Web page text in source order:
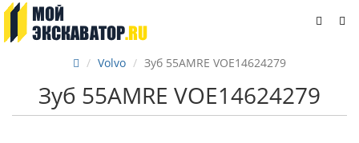
Volvo Зуб 55AMRE VOE14624279
Зуб 55AMRE VOE14624279